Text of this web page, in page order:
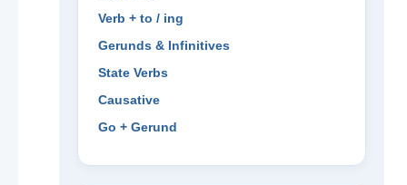
Verb + to / ing
Gerunds & Infinitives
State Verbs
Causative
Go + Gerund